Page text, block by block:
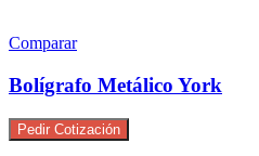
Comparar
Bolígrafo Metálico York
Pedir Cotización